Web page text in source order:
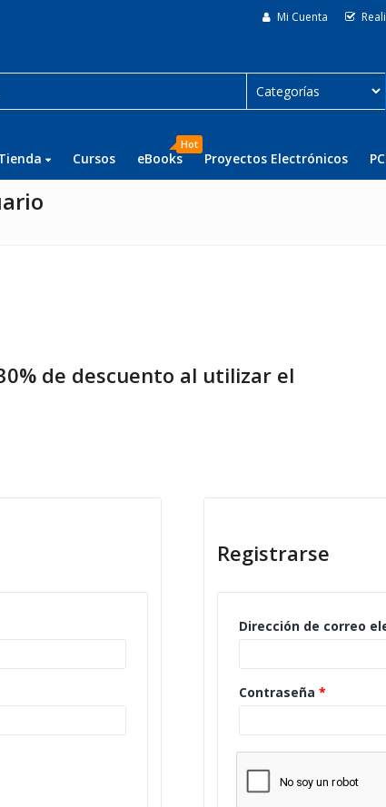
Mi Cuenta
Cursos eBooks
Hot
Proyectos Electrónicos
de descuento al utilizar el
Registrarse
Dirección de correo
Contraseña *